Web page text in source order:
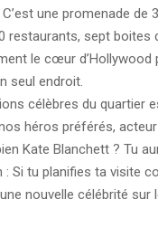
une promenade de
sept boites
le cœur d’Hollywood
seul endroit.
célèbres du quartier
héros préférés,
Kate Blanchett ? Tu
Si tu planifies ta visite
nouvelle célébrité sur